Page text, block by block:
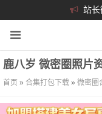
站
鹿八岁 微密圈照片
首页 » 合集打包下载 » 微密圈